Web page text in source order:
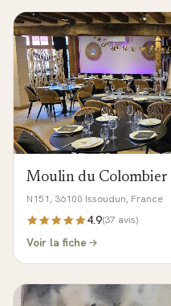
Moulin du Colombier
N151, 36100 Issoudun, France
4.9(37 avis)
Voir la fiche